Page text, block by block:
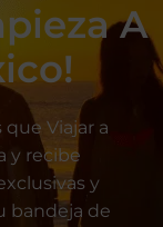
A
Viajar a
y recibe
y
bandeja de